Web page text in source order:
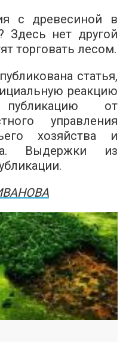
с древесиной в
Здесь нет другой
торговать лесом.
статья,
реакцию
от
управления
хозяйства и
Выдержки из